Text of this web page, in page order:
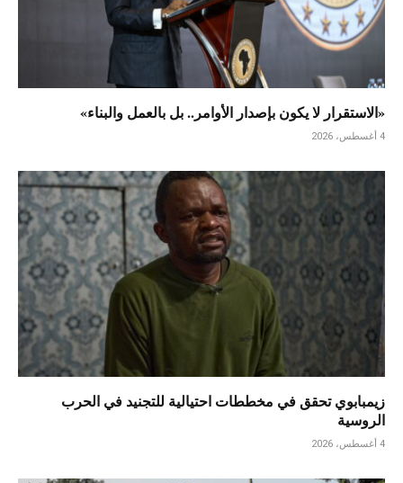
«الاستقرار لا يكون بإصدار الأوامر.. بل بالعمل والبناء»
4 أغسطس، 2026
زيمبابوي تحقق في مخططات احتيالية للتجنيد في الحرب
الروسية
4 أغسطس، 2026